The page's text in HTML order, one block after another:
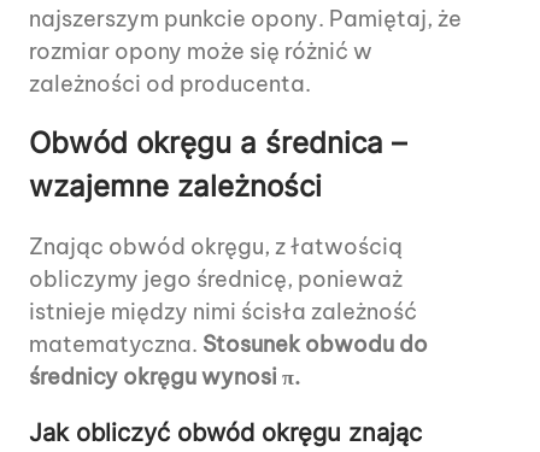
najszerszym punkcie opony. Pamiętaj, że
rozmiar opony może się różnić w
zależności od producenta.
Obwód okręgu a średnica –
wzajemne zależności
Znając obwód okręgu, z łatwością
obliczymy jego średnicę, ponieważ
istnieje między nimi ścisła zależność
matematyczna. Stosunek obwodu do
średnicy okręgu wynosi π.
Jak obliczyć obwód okręgu znając